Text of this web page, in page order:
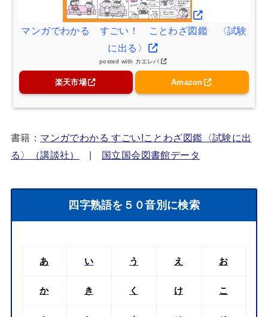
マンガでわかる すごい！ ことわざ図鑑 〈試験
に出る〉
posted with カエレバ
楽天市場 Amazon
書籍： マンガでわかる すごい!ことわざ図鑑〈試験に出
る〉（講談社）
| 国立国会図書館データ
四字熟語を５０音別に検索
あ い う え お
か き く け こ